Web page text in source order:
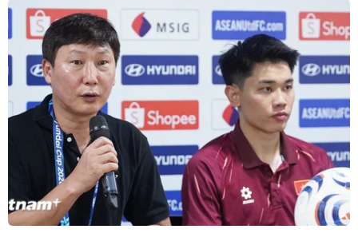
City trong bối cảnh mùa giải chỉ còn hai vòng
đấu nữa khép lại.
Còn ở đấu trường Champions League, The Kop
đã tiến đến trận chung kết để đối đầu với Real
Madrid ở Paris./.
(Vietnam+)